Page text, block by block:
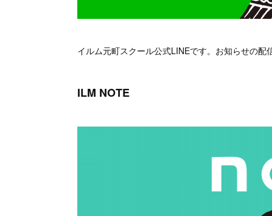
イルム元町スクール公式LINEです。お知らせの配
ILM NOTE